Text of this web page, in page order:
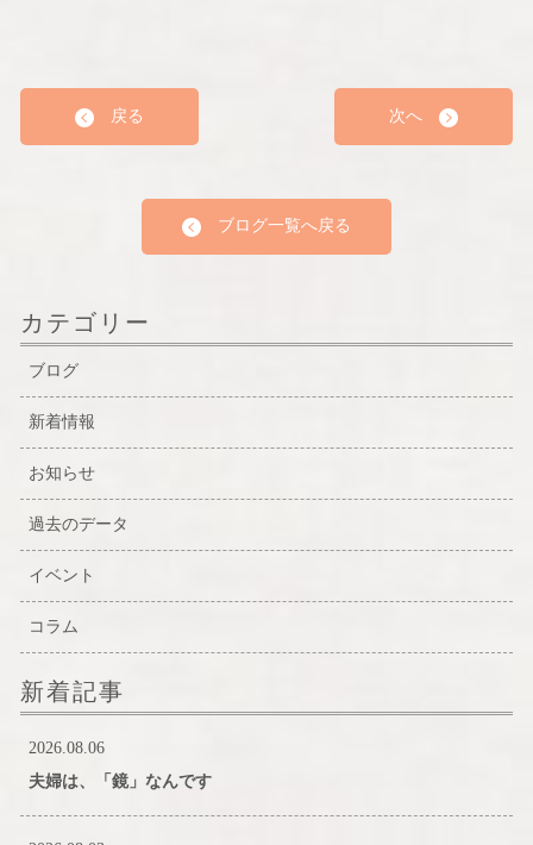
戻る 次へ
ブログ一覧へ戻る
カテゴリー
ブログ
新着情報
お知らせ
過去のデータ
イベント
コラム
新着記事
2026.08.06
夫婦は、「鏡」なんです